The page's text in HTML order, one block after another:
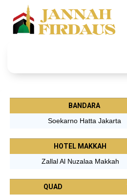
BANDARA
Soekarno Hatta Jakarta
HOTEL MAKKAH
Zallal Al Nuzalaa Makkah
QUAD